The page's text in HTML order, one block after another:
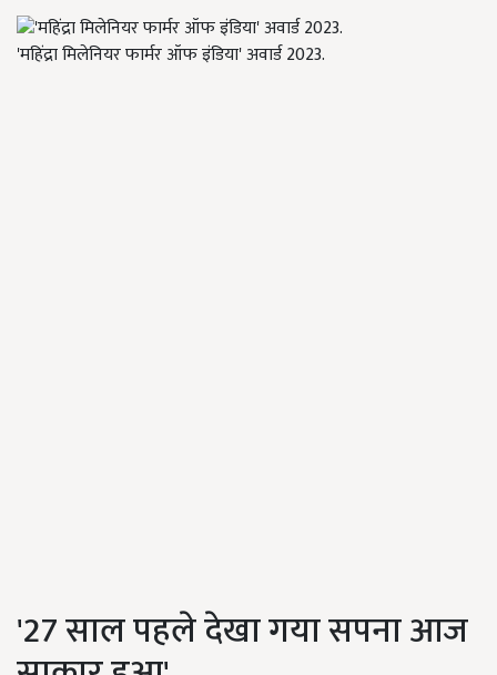
'महिंद्रा मिलेनियर फार्मर ऑफ इंडिया' अवार्ड 2023.
'27 साल पहले देखा गया सपना आज